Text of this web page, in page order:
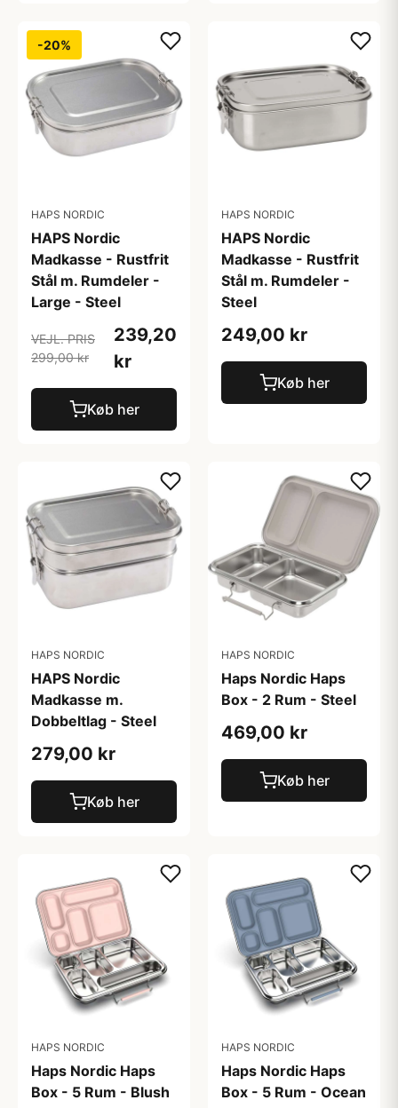
-20%
HAPS NORDIC
HAPS Nordic
Madkasse - Rustfrit
Stål m. Rumdeler -
Large - Steel
VEJL. PRIS
299,00 kr
239,20
kr
Køb her
HAPS NORDIC
HAPS Nordic
Madkasse - Rustfrit
Stål m. Rumdeler -
Steel
249,00 kr
Køb her
HAPS NORDIC
HAPS Nordic
Madkasse m.
Dobbeltlag - Steel
279,00 kr
Køb her
HAPS NORDIC
Haps Nordic Haps
Box - 2 Rum - Steel
469,00 kr
Køb her
HAPS NORDIC
Haps Nordic Haps
Box - 5 Rum - Blush
HAPS NORDIC
Haps Nordic Haps
Box - 5 Rum - Ocean